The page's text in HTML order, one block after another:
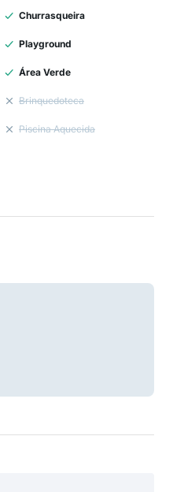
Churrasqueira
Playground
Área Verde
Brinquedoteca
Piscina Aquecida